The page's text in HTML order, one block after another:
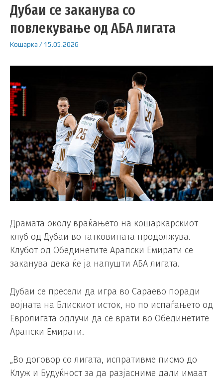
Дубаи се заканува со
повлекување од АБА лигата
Кошарка / 15.05.2026
Драмата околу враќањето на кошаркарскиот
клуб од Дубаи во татковината продолжува.
Клубот од Обединетите Арапски Емирати се
заканува дека ќе ја напушти АБА лигата.
Дубаи се пресели да игра во Сараево поради
војната на Блискиот исток, но по испаѓањето од
Евролигата одлучи да се врати во Обединетите
Арапски Емирати.
„Во договор со лигата, испративме писмо до
Клуж и Будуќност за да разјасниме дали имаат